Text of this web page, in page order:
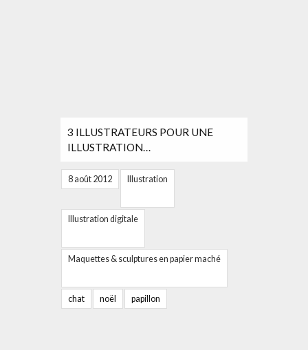
3 ILLUSTRATEURS POUR UNE
ILLUSTRATION…
8 août 2012 Illustration
Illustration digitale
Maquettes & sculptures en papier maché
chat noël papillon